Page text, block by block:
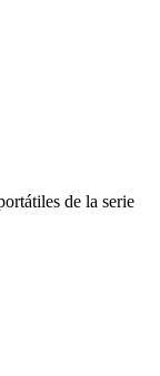
de la serie